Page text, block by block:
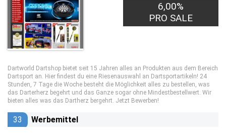
6,00%
PRO SALE
Dartworld Dartshop bietet seit 15 Jahren alles an Produkten aus dem Bereich
Dartsport an. Hier findest du eine Riesenauswahl an Dartsportartikeln! 24
Stunden, 7 Tage die Woche besteht die Möglichkeit alles zu bestellen, was
das Darterherz begehrt und das Ganze sogar ohne Mindestbestellwert. Wir
bieten alles was das Dartherz bergehrt. Jetzt Bewerben!
33 Werbemittel